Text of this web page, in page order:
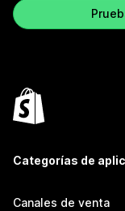
Categorías de
Canales de venta